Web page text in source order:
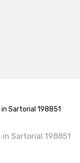
Sartorial 198851